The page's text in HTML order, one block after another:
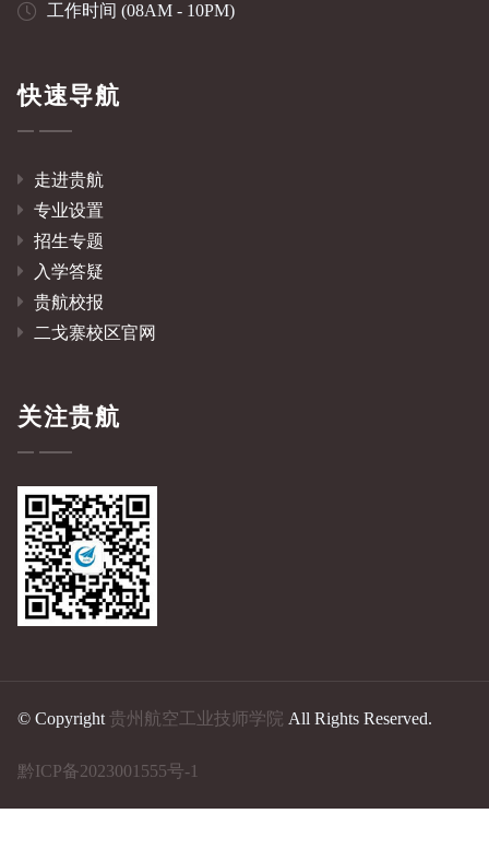
工作时间 (08AM - 10PM)
快速导航
走进贵航
专业设置
招生专题
入学答疑
贵航校报
二戈寨校区官网
关注贵航
© Copyright 贵州航空工业技师学院 All Rights Reserved.
黔ICP备2023001555号-1